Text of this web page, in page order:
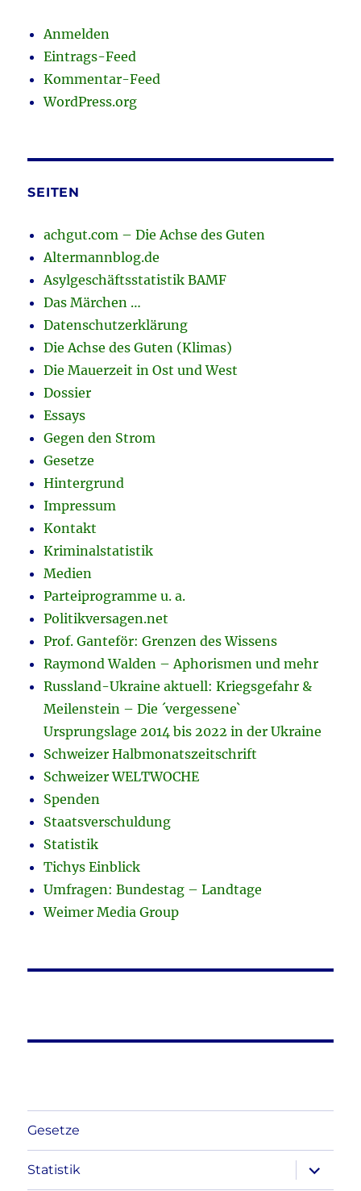
Anmelden
Eintrags-Feed
Kommentar-Feed
WordPress.org
SEITEN
achgut.com – Die Achse des Guten
Altermannblog.de
Asylgeschäftsstatistik BAMF
Das Märchen …
Datenschutzerklärung
Die Achse des Guten (Klimas)
Die Mauerzeit in Ost und West
Dossier
Essays
Gegen den Strom
Gesetze
Hintergrund
Impressum
Kontakt
Kriminalstatistik
Medien
Parteiprogramme u. a.
Politikversagen.net
Prof. Ganteför: Grenzen des Wissens
Raymond Walden – Aphorismen und mehr
Russland-Ukraine aktuell: Kriegsgefahr &
Meilenstein – Die ´vergessene`
Ursprungslage 2014 bis 2022 in der Ukraine
Schweizer Halbmonatszeitschrift
Schweizer WELTWOCHE
Spenden
Staatsverschuldung
Statistik
Tichys Einblick
Umfragen: Bundestag – Landtage
Weimer Media Group
Gesetze
Statistik
anzeigen